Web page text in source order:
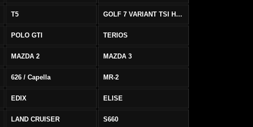
T5 GOLF 7 VARIANT TSI HIGHLINE/R-LINE
POLO GTI TERIOS
MAZDA 2 MAZDA 3
626 / Capella MR-2
EDIX ELISE
LAND CRUISER S660